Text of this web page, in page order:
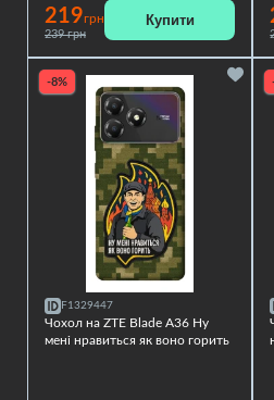
219грн
239 грн
Купити
-8%
F1329447
Чохол на ZTE Blade A36 Ну
мені нравиться як воно горить